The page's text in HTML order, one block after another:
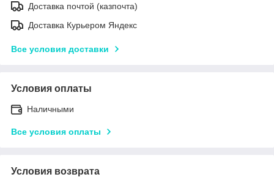
Доставка почтой (казпочта)
Доставка Курьером Яндекс
Все условия доставки
Условия оплаты
Наличными
Все условия оплаты
Условия возврата